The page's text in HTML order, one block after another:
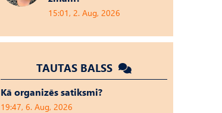
15:01, 2. Aug, 2026
TAUTAS BALSS
Kā organizēs satiksmi?
19:47, 6. Aug, 2026